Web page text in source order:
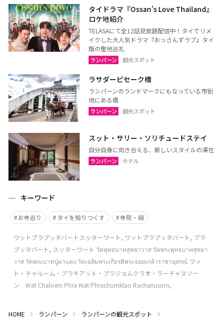
タイドラマ『Ossan’s Love Thailand』
ロケ地紹介
TELASAにて全12話見放題配信中！タイでリメ
イクした大人気ドラマ『おっさんずラブ』タイ
版の聖地巡礼
ランパーン 観光スポット
ラサダーピセーク橋
ランパーンのランドマークにもなっている市街
地にある橋
ランパーン 観光スポット
スット・サリー・ソリチュードステイ
自分自身に向き合える、新しいスタイルの滞在
ランパーン ホテル
キーワード
お寺巡り タイを知りつくす 寺院・祠
ワットプラプッタバートスッターワート, ワットプラプッタバート, プラ
プッタバート, スッターワート วัดพุทธบาทสุทธาวาส วัดพระพุทธบาทสุทธา
วาส วัดพระบาทปู่ผาแดง วัดเฉลิมพระเกียรติพระจอมเกล้าราชานุสรณ์ ワッ
ト・チャルーム・プラキアット・プラジョムクラオ・ラーチャヌソー
ン Wat Chaloem Phra Kiat Phrachomklao Rachanusorn,
HOME ランパーン
ランパーンの観光スポット